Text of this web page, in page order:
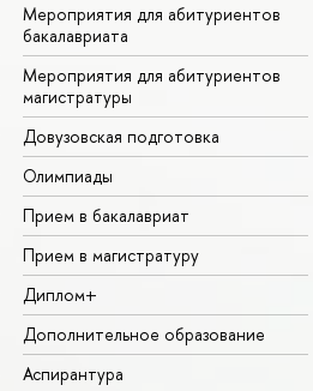
Мероприятия для абитуриентов
бакалавриата
Мероприятия для абитуриентов
магистратуры
Довузовская подготовка
Олимпиады
Прием в бакалавриат
Прием в магистратуру
Диплом+
Дополнительное образование
Аспирантура